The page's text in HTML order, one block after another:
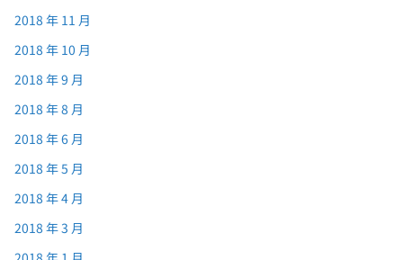
2018 年 11 月
2018 年 10 月
2018 年 9 月
2018 年 8 月
2018 年 6 月
2018 年 5 月
2018 年 4 月
2018 年 3 月